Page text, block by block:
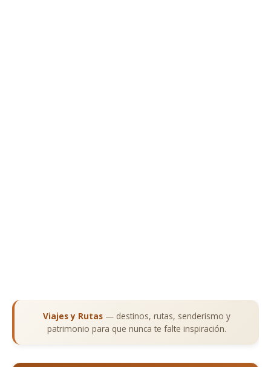
Viajes y Rutas — destinos, rutas, senderismo y
patrimonio para que nunca te falte inspiración.